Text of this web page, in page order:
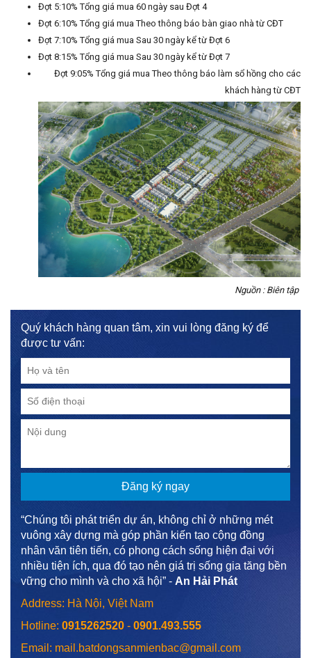
Đợt 5:10% Tổng giá mua 60 ngày sau Đợt 4
Đợt 6:10% Tổng giá mua Theo thông báo bàn giao nhà từ CĐT
Đợt 7:10% Tổng giá mua Sau 30 ngày kể từ Đợt 6
Đợt 8:15% Tổng giá mua Sau 30 ngày kể từ Đợt 7
Đợt 9:05% Tổng giá mua Theo thông báo làm sổ hồng cho các
khách hàng từ CĐT
Nguồn : Biên tập
Quý khách hàng quan tâm, xin vui lòng đăng ký để
được tư vấn:
“Chúng tôi phát triển dự án, không chỉ ở những mét
vuông xây dựng mà góp phần kiến tạo cộng đồng
nhân văn tiên tiến, có phong cách sống hiện đại với
nhiều tiện ích, qua đó tạo nên giá trị sống gia tăng bền
vững cho mình và cho xã hội” - An Hải Phát
Address: Hà Nội, Việt Nam
Hotline: 0915262520 - 0901.493.555
Email: mail.batdongsanmienbac@gmail.com